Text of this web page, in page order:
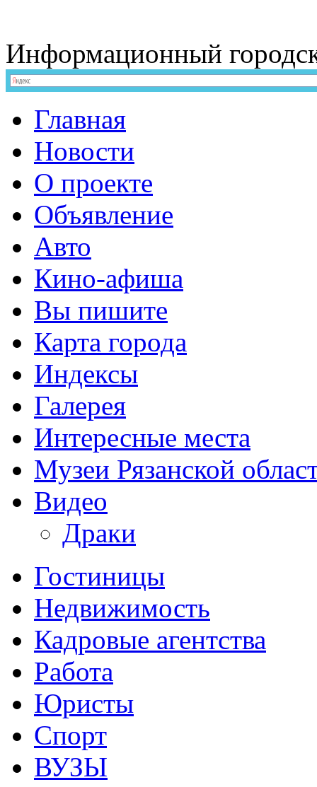
Информационный
Главная
Новости
О проекте
Объявление
Авто
Кино-афиша
Вы пишите
Карта города
Индексы
Галерея
Интересные места
Музеи Рязанской
Видео
Драки
Гостиницы
Недвижимость
Кадровые агентства
Работа
Юристы
Спорт
ВУЗЫ